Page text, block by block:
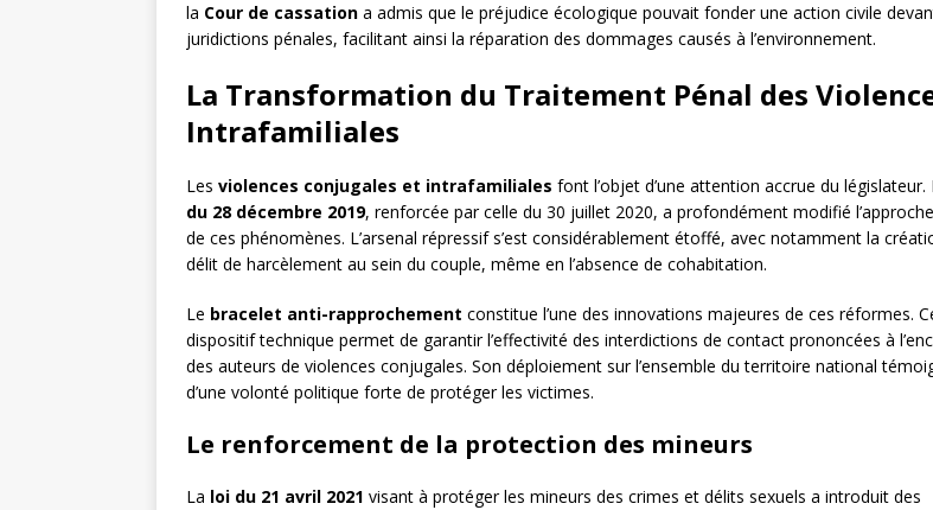
la Cour de cassation a admis que le préjudice écologique pouvait fonder une action civile
juridictions pénales, facilitant ainsi la réparation des dommages causés à l’environnement.
La Transformation du Traitement Pénal des
Intrafamiliales
Les violences conjugales et intrafamiliales font l’objet d’une attention accrue du législateur.
du 28 décembre 2019, renforcée par celle du 30 juillet 2020, a profondément modifié
de ces phénomènes. L’arsenal répressif s’est considérablement étoffé, avec notamment la
délit de harcèlement au sein du couple, même en l’absence de cohabitation.
Le bracelet anti-rapprochement constitue l’une des innovations majeures de ces réformes.
dispositif technique permet de garantir l’effectivité des interdictions de contact prononcées à
des auteurs de violences conjugales. Son déploiement sur l’ensemble du territoire national
d’une volonté politique forte de protéger les victimes.
Le renforcement de la protection des mineurs
La loi du 21 avril 2021 visant à protéger les mineurs des crimes et délits sexuels a introduit des